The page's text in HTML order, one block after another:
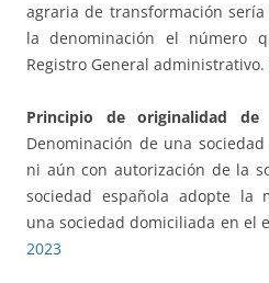
agraria de transformación
la denominación el número
Registro General administrativo.
Principio de originalidad de
Denominación de una
ni aún con autorización de la
sociedad española adopte la
una sociedad domiciliada en el
2023